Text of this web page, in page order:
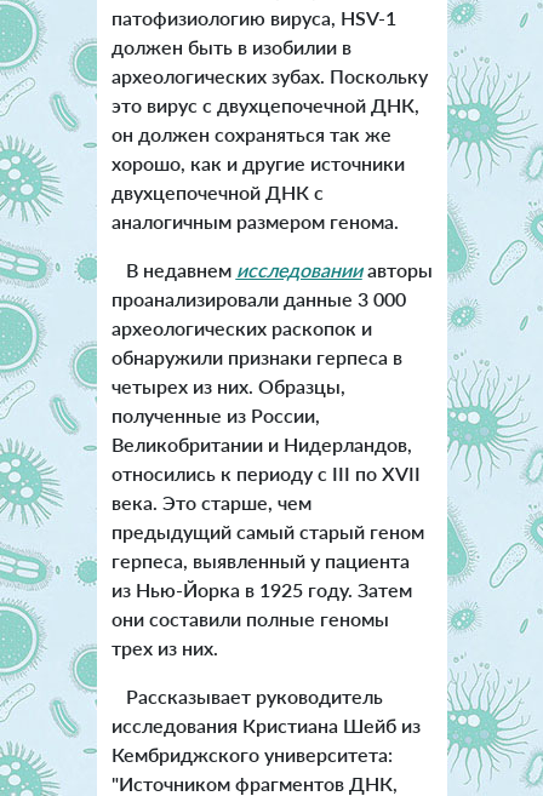
патофизиологию вируса, HSV-1
должен быть в изобилии в
археологических зубах. Поскольку
это вирус с двухцепочечной ДНК,
он должен сохраняться так же
хорошо, как и другие источники
двухцепочечной ДНК с
аналогичным размером генома.
В недавнем исследованииавторы
проанализировали данные 3 000
археологических раскопок и
обнаружили признаки герпеса в
четырех из них. Образцы,
полученные из России,
Великобритании и Нидерландов,
относились к периоду с III по XVII
века. Это старше, чем
предыдущий самый старый геном
герпеса, выявленный у пациента
из Нью-Йорка в 1925 году. Затем
они составили полные геномы
трех из них.
Рассказывает руководитель
исследования Кристиана Шейб из
Кембриджского университета:
"Источником фрагментов ДНК,